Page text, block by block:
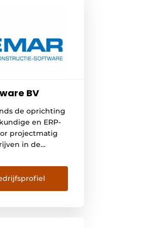
BV
de oprichting
en ERP-
projectmatig
in de
als partner
te
samen meer
zowel
als bij